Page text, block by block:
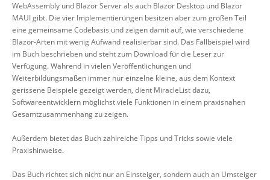
WebAssembly und Blazor Server als auch Blazor Desktop und Blazor
MAUI gibt. Die vier Implementierungen besitzen aber zum großen Teil
eine gemeinsame Codebasis und zeigen damit auf, wie verschiedene
Blazor-Arten mit wenig Aufwand realisierbar sind. Das Fallbeispiel wird
im Buch beschrieben und steht zum Download für die Leser zur
Verfügung. Während in vielen Veröffentlichungen und
Weiterbildungsmaßen immer nur einzelne kleine, aus dem Kontext
gerissene Beispiele gezeigt werden, dient MiracleList dazu,
Softwareentwicklern möglichst viele Funktionen in einem praxisnahen
Gesamtzusammenhang zu zeigen.
Außerdem bietet das Buch zahlreiche Tipps und Tricks sowie viele
Praxishinweise.
Das Buch richtet sich nicht nur an Einsteiger, sondern auch an Umsteiger